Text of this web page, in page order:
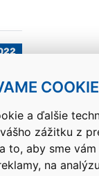
a ďalšie
zážitku z
to, aby sme
na